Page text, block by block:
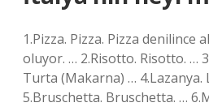
1.Pizza. Pizza. Pizza denilince
oluyor. … 2.Risotto. Risotto. …
Turta (Makarna) … 4.Lazanya.
5.Bruschetta. Bruschetta. …